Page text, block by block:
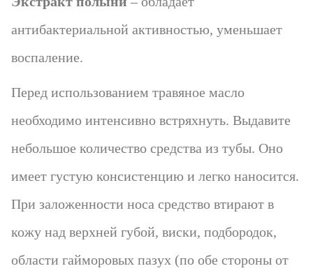
антибактериальной активностью, уменьшает
воспаление.
Перед использованием травяное масло
необходимо интенсивно встряхнуть. Выдавите
небольшое количество средства из тубы. Оно
имеет густую консистенцию и легко наносится.
При заложенности носа средство втирают в
кожу над верхней губой, виски, подбородок,
области гайморовых пазух (по обе стороны от